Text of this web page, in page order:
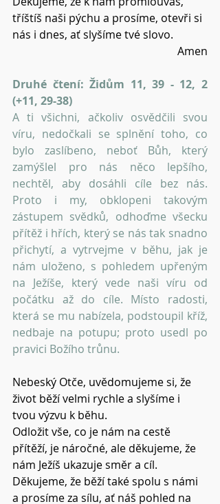
tříštíš naši pýchu a prosíme, otevři si
nás i dnes, ať slyšíme tvé slovo.
Amen
Druhé čtení: Židům 11, 39 - 12, 2
(+11, 29-38)
A ti všichni, ačkoliv osvědčili svou
víru, nedočkali se splnění toho, co
bylo zaslíbeno, neboť Bůh, který
zamýšlel pro nás něco lepšího,
nechtěl, aby dosáhli cíle bez nás.
Proto i my, obklopeni takovým
zástupem svědků, odhoďme všecku
přítěž i hřích, který se nás tak snadno
přichytí, a vytrvejme v běhu, jak je
nám uloženo, s pohledem upřeným
na Ježíše, který vede naši víru od
počátku až do cíle. Místo radosti,
která se mu nabízela, podstoupil kříž,
nedbaje na potupu; proto usedl po
pravici Božího trůnu.
Nebeský Otče, uvědomujeme si, že
život běží velmi rychle a slyšíme i
tvou výzvu k běhu.
Odložit vše, co je nám na cestě
přítěží, je náročné, ale děkujeme, že
nám Ježíš ukazuje směr a cíl.
Děkujeme, že běží také spolu s námi
a prosíme za sílu, ať náš pohled na